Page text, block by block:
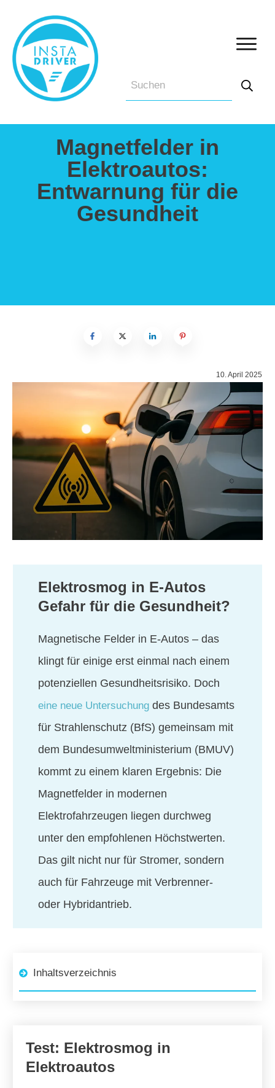
Magnetfelder in
Elektroautos:
Entwarnung für die
Gesundheit
10. April 2025
Elektrosmog in E-Autos
Gefahr für die Gesundheit?
Magnetische Felder in E-Autos – das
klingt für einige erst einmal nach einem
potenziellen Gesundheitsrisiko. Doch
eine neue Untersuchung des Bundesamts
für Strahlenschutz (BfS) gemeinsam mit
dem Bundesumweltministerium (BMUV)
kommt zu einem klaren Ergebnis: Die
Magnetfelder in modernen
Elektrofahrzeugen liegen durchweg
unter den empfohlenen Höchstwerten.
Das gilt nicht nur für Stromer, sondern
auch für Fahrzeuge mit Verbrenner-
oder Hybridantrieb.
Inhaltsverzeichnis
Test: Elektrosmog in
Elektroautos